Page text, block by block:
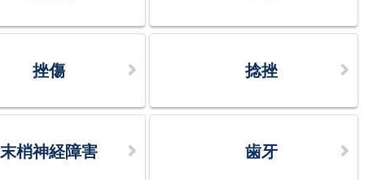
挫傷 捻挫
末梢神経障害 歯牙